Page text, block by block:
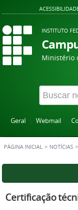
INSTITUTO
Ministério
Geral
Webmail
PÁGINA INICIAL > NOTÍCIAS >
Certificação